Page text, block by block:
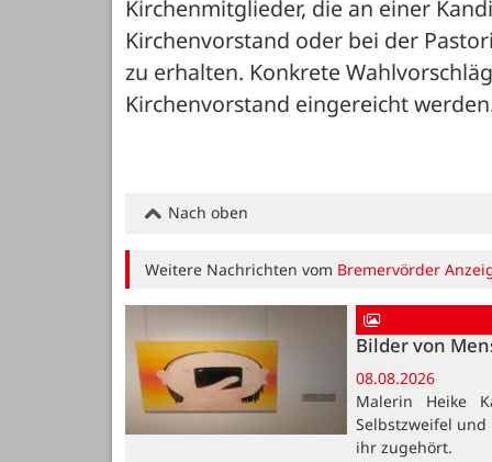
Kirchenmitglieder, die an einer
Kirchenvorstand oder bei der
zu erhalten. Konkrete
Kirchenvorstand eingereicht
Nach oben
Weitere Nachrichten vom Bremervörder
Bilder von
08.08.2026
Malerin Heike
Selbstzweifel
ihr zugehört.